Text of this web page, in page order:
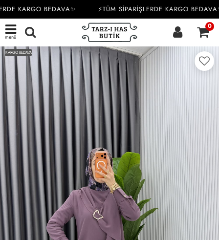
KARGO BEDAVA✨ ⚡TÜM SİPARİŞLERDE KARGO BEDAVA✨
menü
0
KARGO BEDAVA